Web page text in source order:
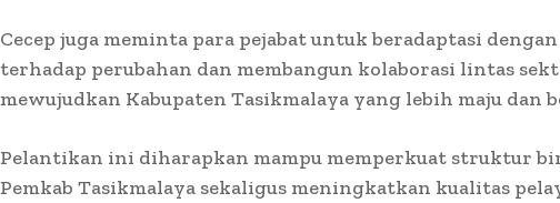
Cecep juga meminta para pejabat untuk beradaptasi
terhadap perubahan dan membangun kolaborasi lintas
mewujudkan Kabupaten Tasikmalaya yang lebih maju dan
Pelantikan ini diharapkan mampu memperkuat struktur
Pemkab Tasikmalaya sekaligus meningkatkan kualitas